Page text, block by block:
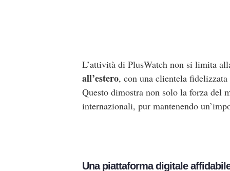
L’attività di PlusWatch non si limita
all’estero, con una clientela
Questo dimostra non solo la forza del
internazionali, pur mantenendo
Una piattaforma digitale